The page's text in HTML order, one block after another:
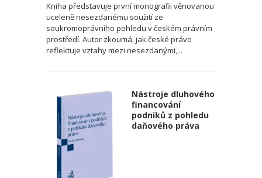
Kniha představuje první monografii věnovanou
uceleně nesezdanému soužití ze
soukromoprávního pohledu v českém právním
prostředí. Autor zkoumá, jak české právo
reflektuje vztahy mezi nesezdanými,...
Nástroje dluhového
financování
podniků z pohledu
daňového práva